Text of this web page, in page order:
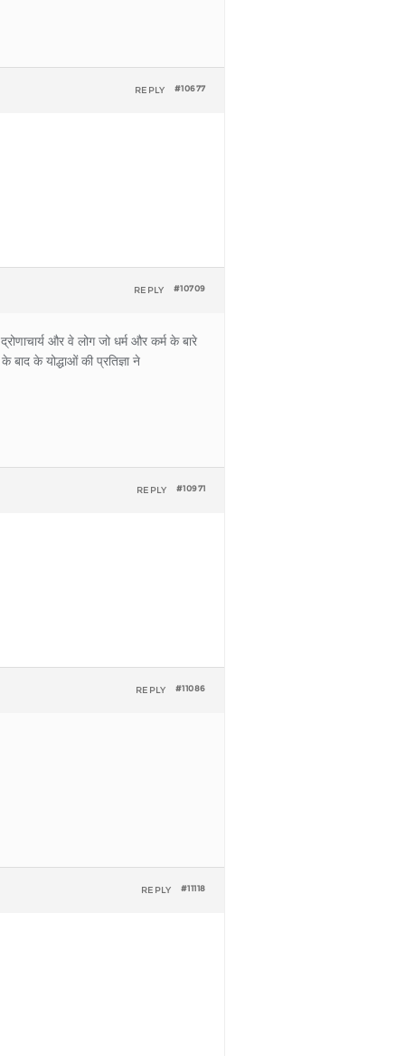
#10677
REPLY
#10709
REPLY
और वे लोग जो धर्म और कर्म के बारे
के योद्धाओं की प्रतिज्ञा ने
#10971
REPLY
#11086
REPLY
#11118
REPLY